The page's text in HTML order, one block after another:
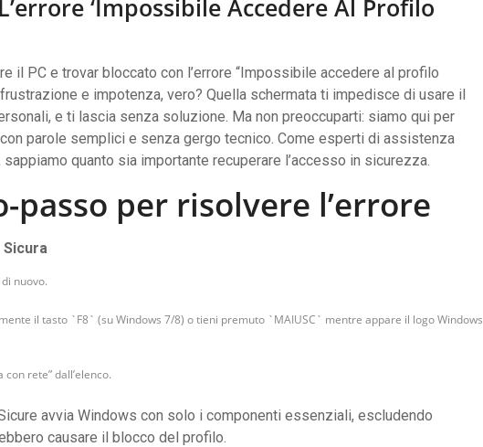
‘Impossibile Accedere Al Profilo
il PC e trovar bloccato con l’errore “Impossibile accedere al profilo
e impotenza, vero? Quella schermata ti impedisce di usare il
e ti lascia senza soluzione. Ma non preoccuparti: siamo qui per
parole semplici e senza gergo tecnico. Come esperti di assistenza
quanto sia importante recuperare l’accesso in sicurezza.
passo per risolvere l’errore
Sicura
nuovo.
il tasto `F8` (su Windows 7/8) o tieni premuto `MAIUSC` mentre appare il logo Windows
rete” dall’elenco.
avvia Windows con solo i componenti essenziali, escludendo
causare il blocco del profilo.